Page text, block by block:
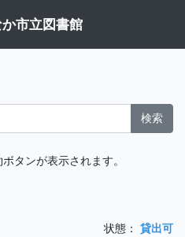
市立図書館
検索
タンが表示されます。
状態： 貸出可